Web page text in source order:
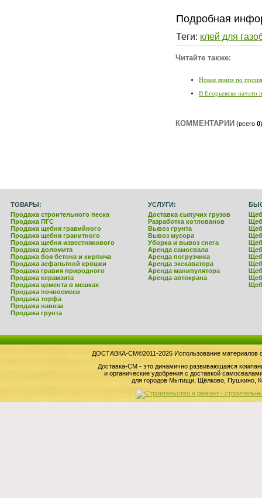
Подробная
Теги: клей для
Читайте также:
Новая линия по
В Егорьевске начато
КОММЕНТАРИИ (всего 0)
ТОВАРЫ: УСЛУГИ:
Продажа строительного песка
Продажа ПГС
Продажа щебня гравийного
Продажа щебня гранитного
Продажа щебня известнякового
Продажа доломита
Продажа боя бетона и кирпича
Продажа асфальтной крошки
Продажа гравия природного
Продажа керамзита
Продажа цемента в мешках
Доставка сыпучих грузов
Разработка котлованов
Вывоз грунта
Вывоз мусора
Уборка и вывоз снега
Аренда самосвала
Аренда погрузчика
Аренда экскаватора
Аренда манипулятора
Аренда автокрана
Продажа почвосмеси
Продажа торфа
Продажа навоза
Продажа грунта
ДОСТАВКА-СМ©2011-2026 Использование материалов
Доставка-СМ - это динамично развивающаяся
и органические удобрения с доставкой
для городов Мытищи, Щёлково, Пушкино,